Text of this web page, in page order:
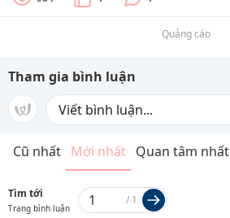
Quảng cáo
Tham gia bình luận
Cũ nhất Mới nhất Quan tâm nhất
Tìm tới
Trang bình luận
/ 1